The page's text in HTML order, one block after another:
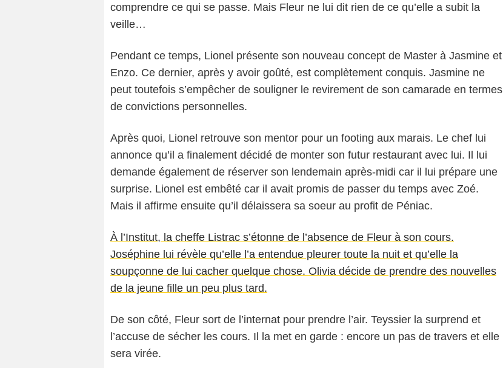
comprendre ce qui se passe. Mais Fleur ne lui dit rien de ce qu’elle a subit la
veille…
Pendant ce temps, Lionel présente son nouveau concept de Master à Jasmine et
Enzo. Ce dernier, après y avoir goûté, est complètement conquis. Jasmine ne
peut toutefois s’empêcher de souligner le revirement de son camarade en termes
de convictions personnelles.
Après quoi, Lionel retrouve son mentor pour un footing aux marais. Le chef lui
annonce qu’il a finalement décidé de monter son futur restaurant avec lui. Il lui
demande également de réserver son lendemain après-midi car il lui prépare une
surprise. Lionel est embêté car il avait promis de passer du temps avec Zoé.
Mais il affirme ensuite qu’il délaissera sa soeur au profit de Péniac.
À l’Institut, la cheffe Listrac s’étonne de l’absence de Fleur à son cours.
Joséphine lui révèle qu’elle l’a entendue pleurer toute la nuit et qu’elle la
soupçonne de lui cacher quelque chose. Olivia décide de prendre des nouvelles
de la jeune fille un peu plus tard.
De son côté, Fleur sort de l’internat pour prendre l’air. Teyssier la surprend et
l’accuse de sécher les cours. Il la met en garde : encore un pas de travers et elle
sera virée.